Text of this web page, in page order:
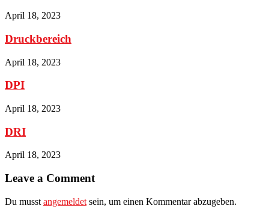
April 18, 2023
Druckbereich
April 18, 2023
DPI
April 18, 2023
DRI
April 18, 2023
Leave a Comment
Du musst angemeldet sein, um einen Kommentar abzugeben.